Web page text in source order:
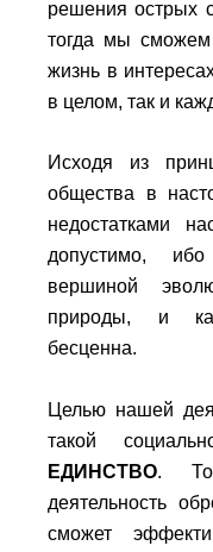
решения острых
тогда мы сможем
жизнь в
в целом, так и
Исходя из
общества в
недостатками
допустимо,
вершиной
природы, и
бесценна.
Целью нашей
такой
ЕДИНСТВО.
деятельность
сможет